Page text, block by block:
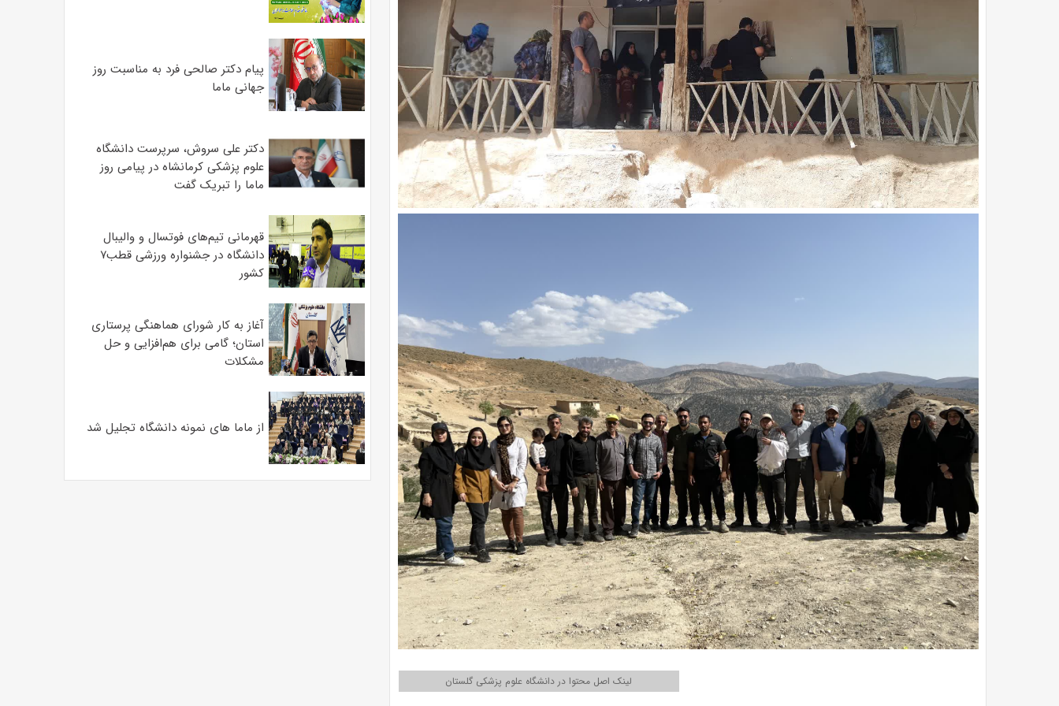
لینک اصل محتوا در دانشگاه علوم پزشکی گلستان
پیام دکتر صالحی فرد به مناسبت روز
جهانی ماما
دکتر علی سروش، سرپرست دانشگاه
علوم پزشکی کرمانشاه در پیامی روز
ماما را تبریک گفت
قهرمانی تیم‌های فوتسال و والیبال
دانشگاه در جشنواره ورزشی قطب۷
کشور
آغاز به کار شورای هماهنگی پرستاری
استان؛ گامی برای هم‌افزایی و حل
مشکلات
از ماما های نمونه دانشگاه تجلیل شد